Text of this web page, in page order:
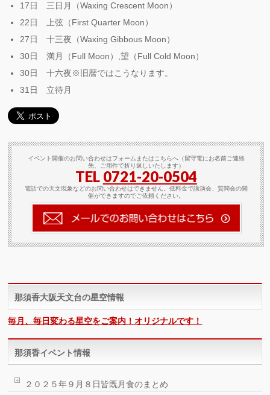
17日 三日月（Waxing Crescent Moon）
22日 上弦（First Quarter Moon）
27日 十三夜（Waxing Gibbous Moon）
30日 満月（Full Moon）,望（Full Cold Moon）
30日 十六夜※旧暦ではこうなります。
31日 立待月
イベント開催のお問い合わせはフォームまたはこちらへ（留守電にお名前ご連絡
先、ご用件で折り返しいたします）
TEL 0721-20-0504
電話での天文現象などのお問い合わせはできません。低料金で講演会、質問会の開
催ができますのでご依頼ください。
那須香大阪天文台の星空情報
毎月、毎日変わる星空をご案内！オリジナルです！
那須香イベント情報
２０２５年９月８日皆既月食のまとめ